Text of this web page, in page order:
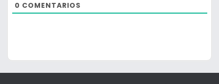
0 COMENTARIOS